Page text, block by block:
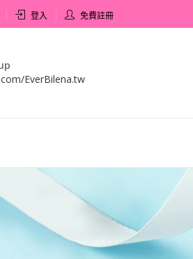
登入 免費註冊
EverBilena.tw